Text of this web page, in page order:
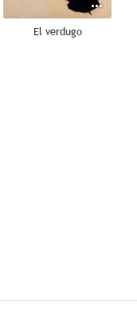
El verdugo